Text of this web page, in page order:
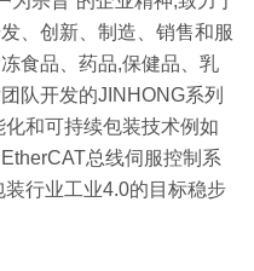
、创新、制造、销售和服
食品、药品,保健品、乳
队开发的JINHONG系列
和可持续包装技术例如
总线伺服控制系
行业工业4.0的目标稳步